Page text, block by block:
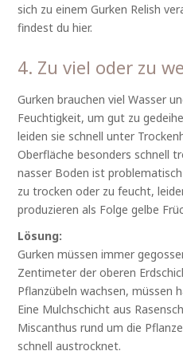
sich zu einem Gurken Relish
findest du hier.
4. Zu viel oder zu
Gurken brauchen viel Wasser
Feuchtigkeit, um gut zu
leiden sie schnell unter
Oberfläche besonders schnell
nasser Boden ist
zu trocken oder zu feucht,
produzieren als Folge gelbe
Lösung:
Gurken müssen immer
Zentimeter der oberen
Pflanzübeln wachsen, müssen
Eine Mulchschicht aus
Miscanthus rund um die
schnell austrocknet.